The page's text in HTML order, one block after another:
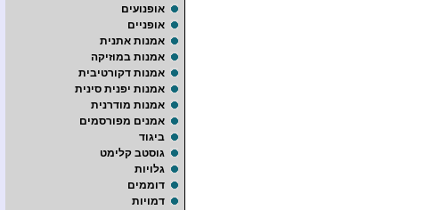
אופנועים
אופניים
אמנות אתנית
אמנות במוזיקה
אמנות דקורטיבית
אמנות יפנית סינית
אמנות מודרנית
אמנים מפורסמים
ביגוד
גוסטב קלימט
גלויות
דוממים
דמויות